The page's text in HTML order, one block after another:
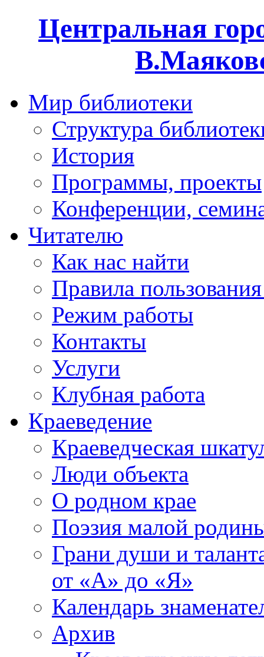
Центральная
Мир библиотеки
Структура
История
Программы, проекты
Конференции,
Читателю
Как нас найти
Правила
Режим работы
Контакты
Услуги
Клубная работа
Краеведение
Краеведческая
Люди объекта
О родном крае
Поэзия малой
Грани души и
от «А» до «Я»
Календарь
Архив